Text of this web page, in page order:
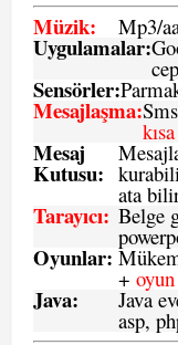
Müzik: Mp3/
Uygulamalar:
Sensörler:
Mesajlaşma:
Mesaj
Kutusu:
ata
Tarayıcı: Belge
Oyunlar:
+
Java: Java
asp,